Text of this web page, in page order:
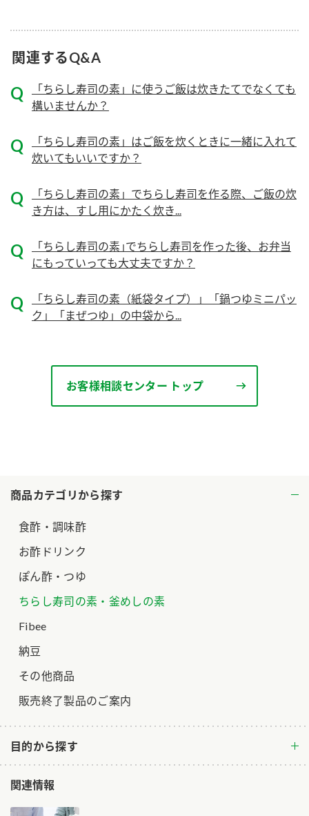
スペシャルサイト
すしラボ
納豆の豆知識
ミツカンのCM
ロングセラー商品 ＋ おすすめレシピ
人気商品 ＋ おすすめレシピ
各部門が大切にしていること
おいしさと健康への取り組み
キッザニア東京「ぽん酢工房」
よくあるご質問
お問い合わせ
業務用サイト ミツカングループについて 製造所固有記号一覧
商品カテゴリから探す
食酢・調味酢
お酢ドリンク
ぽん酢・つゆ
ちらし寿司の素・釜めしの素
Fibee
納豆
その他商品
販売終了製品のご案内
目的から探す
関連情報
関連するQ&A
「ちらし寿司の素」に使うご飯は炊きたてでなくても
構いませんか？
「ちらし寿司の素」はご飯を炊くときに一緒に入れて
炊いてもいいですか？
「ちらし寿司の素」でちらし寿司を作る際、ご飯の炊
き方は、すし用にかたく炊き...
「ちらし寿司の素｣でちらし寿司を作った後、お弁当
にもっていっても大丈夫ですか？
「ちらし寿司の素（紙袋タイプ）」「鍋つゆミニパッ
ク」「まぜつゆ」の中袋から...
お客様相談センター トップ